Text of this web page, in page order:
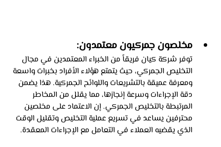
مخلصون جمركيون معتمدون:
توفر شركة كيان فريقاً من الخبراء المعتمدين في مجال
التخليص الجمركي، حيث يتمتع هؤلاء الأفراد بخبرات واسعة
ومعرفة عميقة بالتشريعات واللوائح الجمركية. هذا يضمن
دقة الإجراءات وسرعة إنجازها، مما يقلل من المخاطر
المرتبطة بالتخليص الجمركي. إن الاعتماد على مخلصين
محترفين يساعد في تسريع عملية التخليص وتقليل الوقت
الذي يقضيه العملاء في التعامل مع الإجراءات المعقدة.